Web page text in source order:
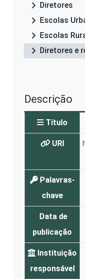
Diretores
Escolas
Escolas
Diretores e
Descrição
Título
URI
Palavras-
chave
Data de
publicação
Instituição
responsável